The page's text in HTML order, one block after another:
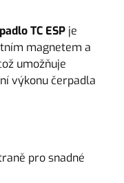
TC ESP je
magnetem a
umožňuje
výkonu čerpadla
pro snadné